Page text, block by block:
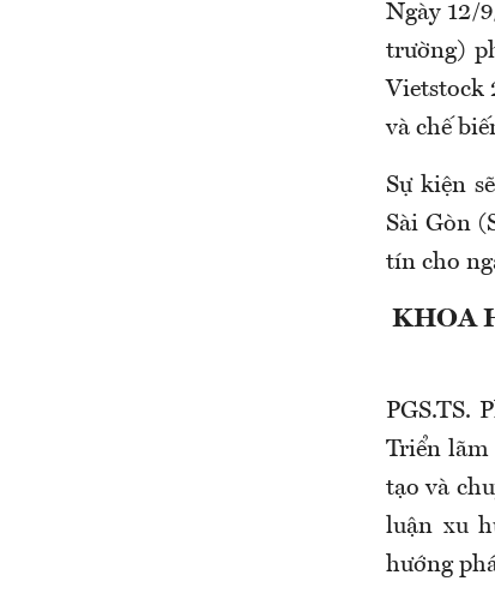
Ngày 12/
trường)
Vietstock
và chế
Sự kiện
Sài Gòn
tín cho
KHOA
PGS.TS.
Triển lãm
tạo và
luận xu
hướng